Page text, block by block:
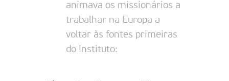
animava os missionários a
trabalhar na Europa a
voltar às fontes primeiras
do Instituto: